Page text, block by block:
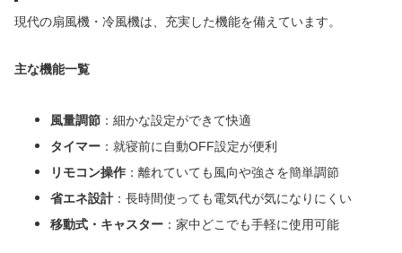
現代の扇風機・冷風機は、充実した機能を備えています。
主な機能一覧
風量調節 ：細かな設定ができて快適
タイマー ：就寝前に自動OFF設定が便利
リモコン操作 ：離れていても風向や強さを簡単調節
省エネ設計 ：長時間使っても電気代が気になりにくい
移動式・キャスター ：家中どこでも手軽に使用可能